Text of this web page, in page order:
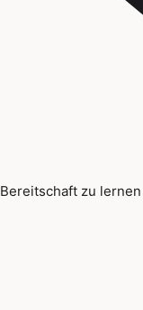
Bereitschaft zu lernen